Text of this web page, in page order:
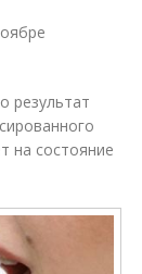
результат
на состояние